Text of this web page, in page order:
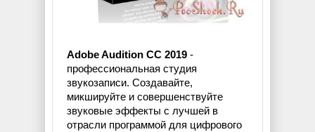
Adobe Audition CC 2019 -
профессиональная студия
звукозаписи. Создавайте,
микшируйте и совершенствуйте
звуковые эффекты с лучшей в
отрасли программой для цифрового